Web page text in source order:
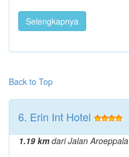
Selengkapnya
Back to Top
6. Erin Int Hotel
1.19 kmdari Jalan Aroeppala